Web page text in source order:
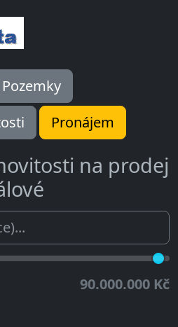
Pozemky
Pronájem
na prodej
90.000.000 Kč